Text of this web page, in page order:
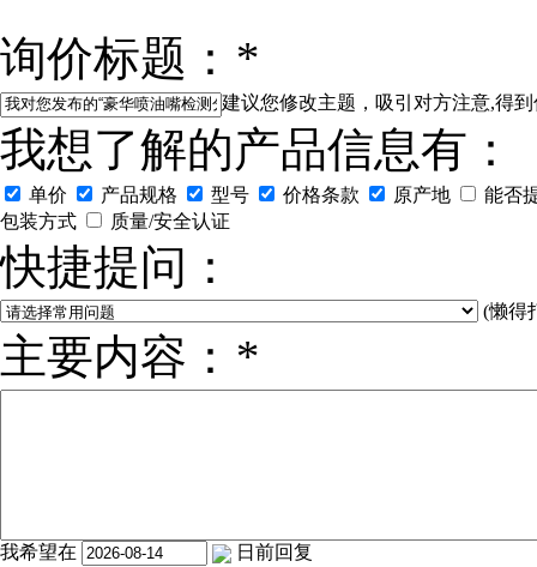
询价标题： *
建议您修改主题，吸引对方注意,得
我想了解的产品信息有：
单价 产品规格 型号 价格条款 原产地
能否
包装方式
质量/安全认证
快捷提问：
(懒得
主要内容： *
我希望在 日前回复